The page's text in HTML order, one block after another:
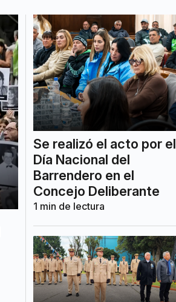
Se realizó el acto por el
Día Nacional del
Barrendero en el
Concejo Deliberante
1 min de lectura